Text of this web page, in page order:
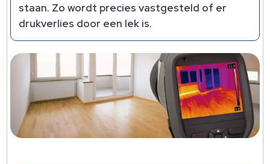
staan. Zo wordt precies vastgesteld of er
drukverlies door een lek is.